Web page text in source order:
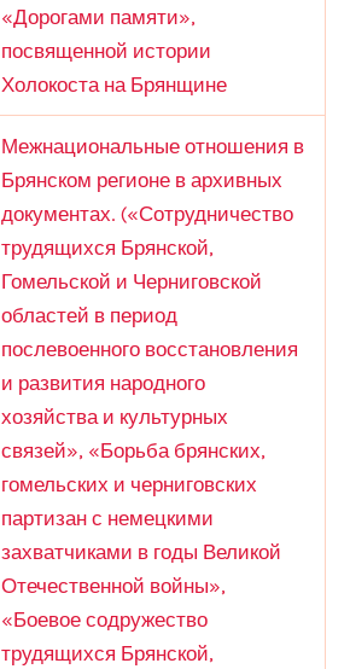
«Дорогами памяти»,
посвященной истории
Холокоста на Брянщине
Межнациональные отношения в
Брянском регионе в архивных
документах. («Сотрудничество
трудящихся Брянской,
Гомельской и Черниговской
областей в период
послевоенного восстановления
и развития народного
хозяйства и культурных
связей», «Борьба брянских,
гомельских и черниговских
партизан с немецкими
захватчиками в годы Великой
Отечественной войны»,
«Боевое содружество
трудящихся Брянской,